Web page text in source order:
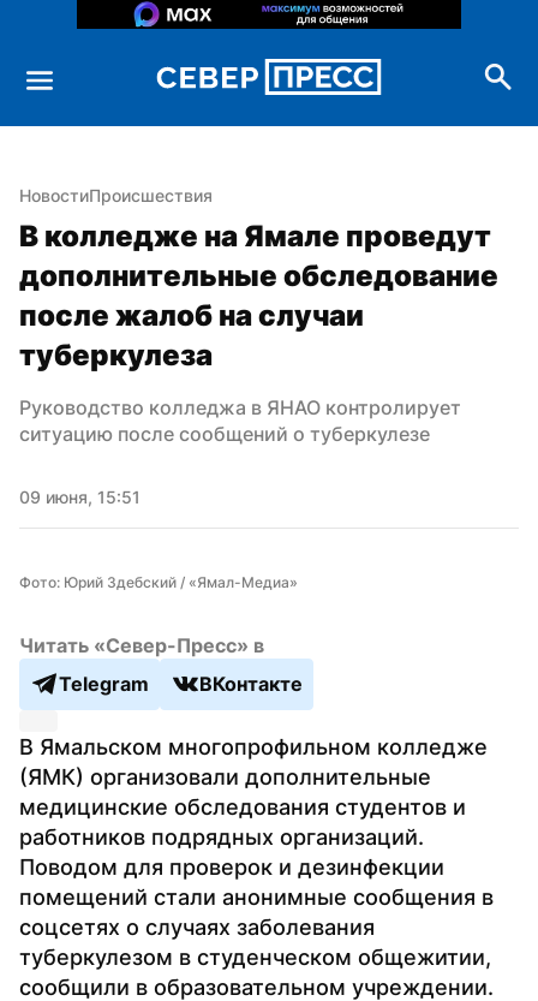
НовостиПроисшествия
В колледже на Ямале проведут
дополнительные обследование
после жалоб на случаи
туберкулеза
Руководство колледжа в ЯНАО контролирует
ситуацию после сообщений о туберкулезе
09 июня, 15:51
Фото: Юрий Здебский / «Ямал-Медиа»
Читать «Север-Пресс» в
Telegram
ВКонтакте
В Ямальском многопрофильном колледже
(ЯМК) организовали дополнительные
медицинские обследования студентов и
работников подрядных организаций.
Поводом для проверок и дезинфекции
помещений стали анонимные сообщения в
соцсетях о случаях заболевания
туберкулезом в студенческом общежитии,
сообщили в образовательном учреждении.